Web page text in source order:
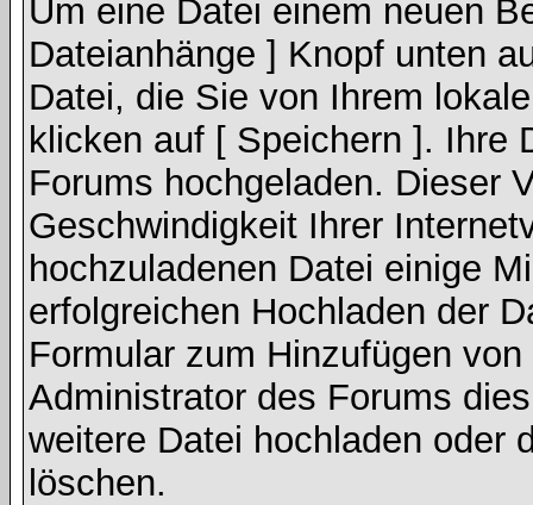
Um eine Datei einem neuen
Dateianhänge ] Knopf unten
Datei, die Sie von Ihrem
klicken auf [ Speichern ]. Ihre
Forums hochgeladen. Dieser
Geschwindigkeit Ihrer
hochzuladenen Datei einige
erfolgreichen Hochladen der
Formular zum Hinzufügen
Administrator des Forums
weitere Datei hochladen oder
löschen.